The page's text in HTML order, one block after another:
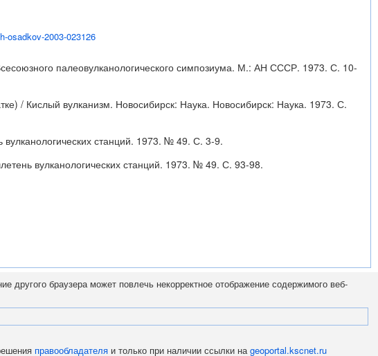
osadkov-2003-023126
палеовулканологического симпозиума. М.: АН СССР. 1973. С. 10-
/ Кислый вулканизм. Новосибирск: Наука. Новосибирск: Наука. 1973. С.
станций. 1973. № 49. С. 3-9.
вулканологических станций. 1973. № 49. С. 93-98.
другого браузера может повлечь некорректное отображение содержимого веб-
правообладателя и только при наличии ссылки наgeoportal.kscnet.ru